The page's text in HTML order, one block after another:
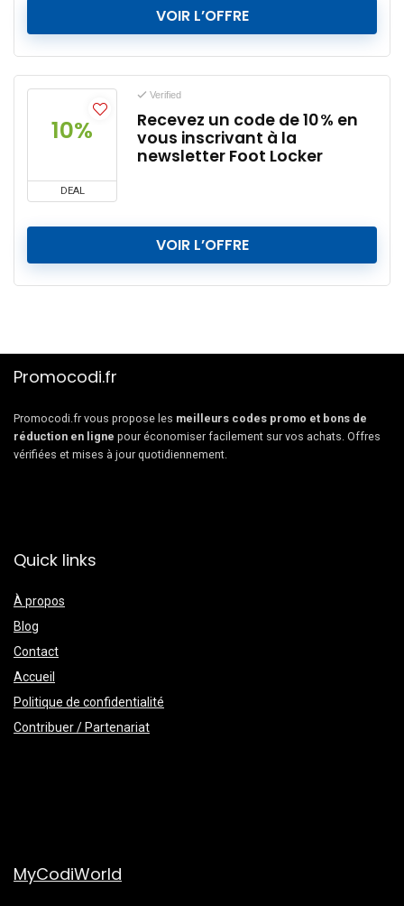
VOIR L’OFFRE
10%
DEAL
Verified
Recevez un code de 10 % en
vous inscrivant à la
newsletter Foot Locker
VOIR L’OFFRE
Promocodi.fr
Promocodi.fr vous propose les meilleurs codes promo et bons de
réduction en ligne pour économiser facilement sur vos achats. Offres
vérifiées et mises à jour quotidiennement.
Quick links
À propos
Blog
Contact
Accueil
Politique de confidentialité
Contribuer / Partenariat
MyCodiWorld